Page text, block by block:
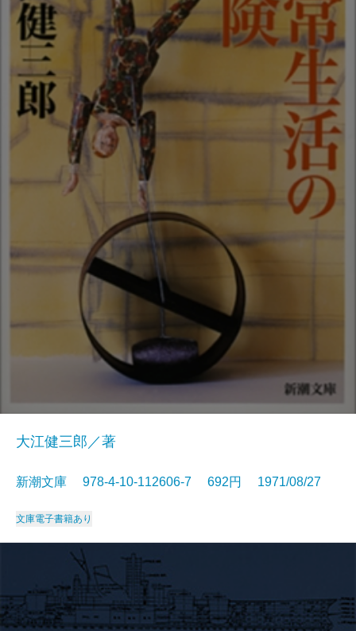
大江健三郎／著
新潮文庫 978-4-10-112606-7 692円 1971/08/27
文庫電子書籍あり